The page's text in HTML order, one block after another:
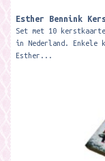
Esther Bennink
Set met 10
in Nederland. Enkele
Esther...